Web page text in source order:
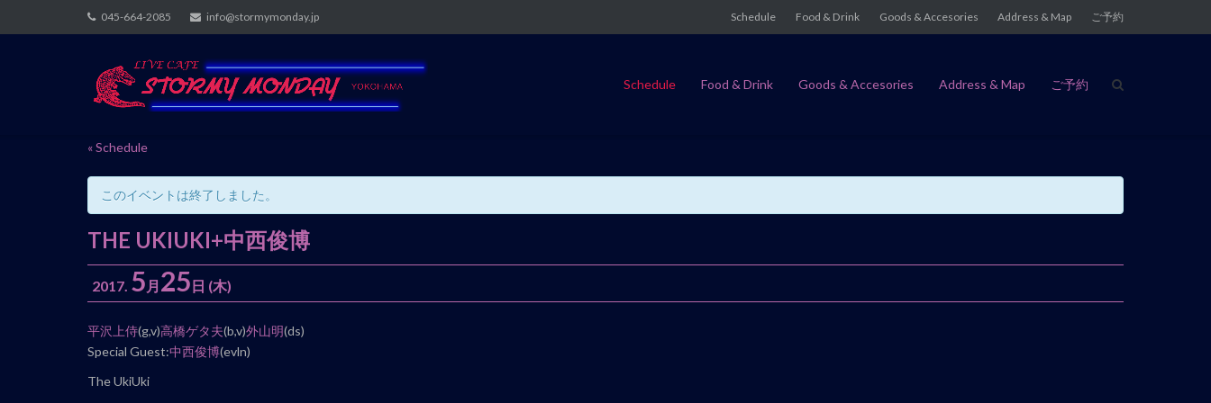
to
045-664-2085 info@stormymonday.jp Schedule Food & Drink Goods & Accesories Address & Map ご予約
Schedule Food & Drink Goods & Accesories Address & Map ご予約
« Schedule
このイベントは終了しました。
THE UKIUKI+中西俊博
2017. 5 月 25 日 (木)
イ
ベ
ン
平沢上侍(g,v)高橋ゲタ夫(b,v)外山明(ds)
Special Guest:中西俊博(evln)
The UkiUki